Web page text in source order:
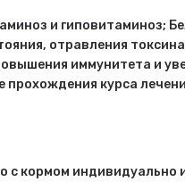
и гиповитаминоз;
отравления
иммунитета и
прохождения курса
с кормом индивидуально